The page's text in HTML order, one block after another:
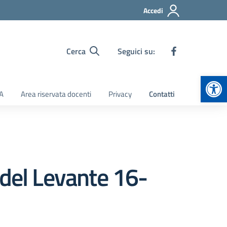
Accedi
Cerca Seguici su:
Area riservata docenti Privacy Contatti
Levante 16-